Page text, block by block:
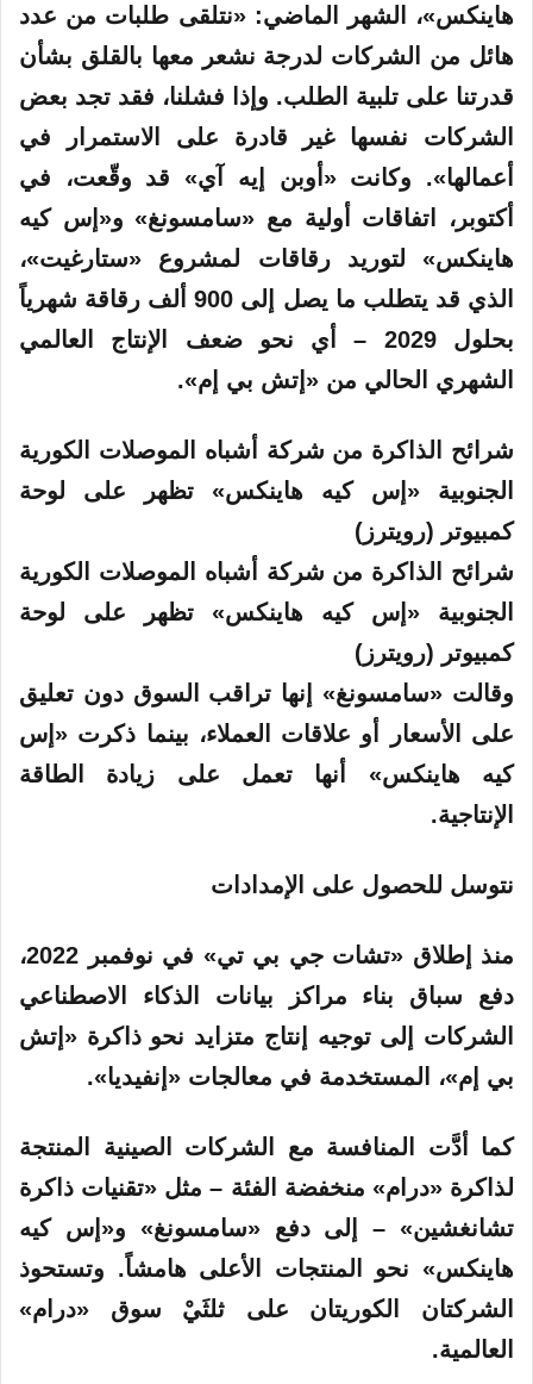
هاينكس»، الشهر الماضي: «نتلقى طلبات من عدد
هائل من الشركات لدرجة نشعر معها بالقلق بشأن
قدرتنا على تلبية الطلب. وإذا فشلنا، فقد تجد بعض
الشركات نفسها غير قادرة على الاستمرار في
أعمالها». وكانت «أوبن إيه آي» قد وقّعت، في
أكتوبر، اتفاقات أولية مع «سامسونغ» و«إس كيه
هاينكس» لتوريد رقاقات لمشروع «ستارغيت»،
الذي قد يتطلب ما يصل إلى 900 ألف رقاقة شهرياً
بحلول 2029 – أي نحو ضعف الإنتاج العالمي
الشهري الحالي من «إتش بي إم».
شرائح الذاكرة من شركة أشباه الموصلات الكورية
الجنوبية «إس كيه هاينكس» تظهر على لوحة
كمبيوتر (رويترز)
شرائح الذاكرة من شركة أشباه الموصلات الكورية
الجنوبية «إس كيه هاينكس» تظهر على لوحة
كمبيوتر (رويترز)
وقالت «سامسونغ» إنها تراقب السوق دون تعليق
على الأسعار أو علاقات العملاء، بينما ذكرت «إس
كيه هاينكس» أنها تعمل على زيادة الطاقة
الإنتاجية.
نتوسل للحصول على الإمدادات
منذ إطلاق «تشات جي بي تي» في نوفمبر 2022،
دفع سباق بناء مراكز بيانات الذكاء الاصطناعي
الشركات إلى توجيه إنتاج متزايد نحو ذاكرة «إتش
بي إم»، المستخدمة في معالجات «إنفيديا».
كما أدَّت المنافسة مع الشركات الصينية المنتجة
لذاكرة «درام» منخفضة الفئة – مثل «تقنيات ذاكرة
تشانغشين» – إلى دفع «سامسونغ» و«إس كيه
هاينكس» نحو المنتجات الأعلى هامشاً. وتستحوذ
الشركتان الكوريتان على ثلثَيْ سوق «درام»
العالمية.